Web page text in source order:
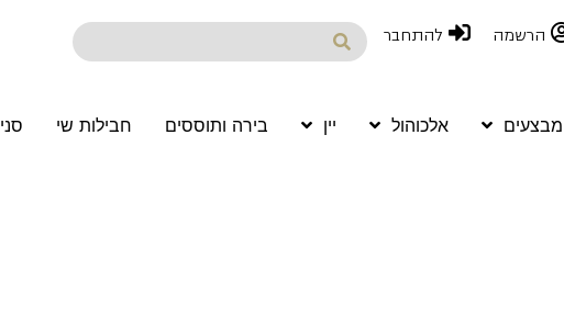
הרשמה להתחבר
מבצעים אלכוהול יין בירה ותוססים חבילות שי